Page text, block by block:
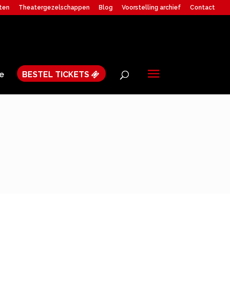
Theatergezelschappen Blog Voorstelling archief Contact
BESTEL TICKETS